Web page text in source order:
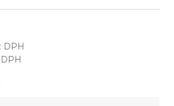
DPH